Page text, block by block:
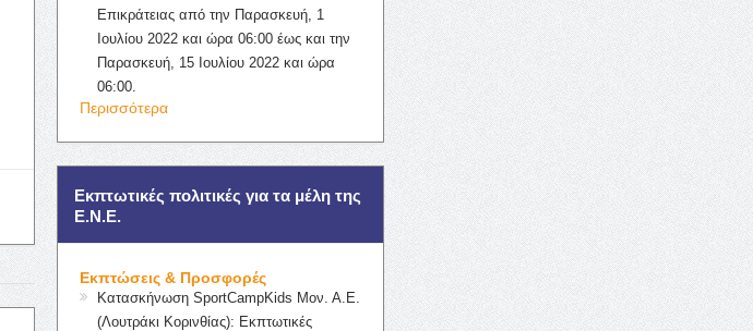
Επικράτειας από την Παρασκευή, 1
Ιουλίου 2022 και ώρα 06:00 έως και την
Παρασκευή, 15 Ιουλίου 2022 και ώρα
06:00.
Περισσότερα
Εκπτωτικές πολιτικές για τα μέλη της
Ε.Ν.Ε.
Εκπτώσεις & Προσφορές
Κατασκήνωση SportCampKids Μον. Α.Ε.
(Λουτράκι Κορινθίας): Εκπτωτικές